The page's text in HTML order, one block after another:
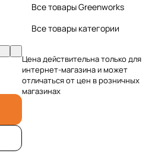
Все товары Greenworks
Все товары категории
Цена действительна только для
интернет-магазина и может
отличаться от цен в розничных
магазинах